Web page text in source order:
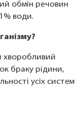
обмін речовин
води.
хворобливий
браку рідини,
усіх систем